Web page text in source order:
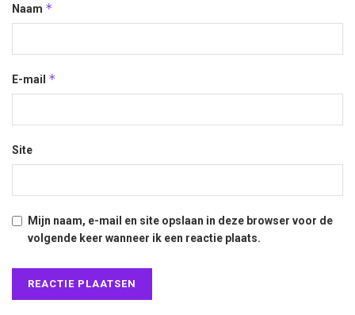
Naam *
E-mail *
Site
Mijn naam, e-mail en site opslaan in deze browser voor de
volgende keer wanneer ik een reactie plaats.